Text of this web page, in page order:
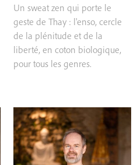
Un sweat zen qui porte le
geste de Thay : l'enso, cercle
de la plénitude et de la
liberté, en coton biologique,
pour tous les genres.